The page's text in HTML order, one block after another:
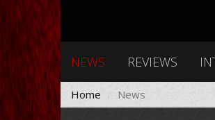
NEWS REVIEWS
Home News